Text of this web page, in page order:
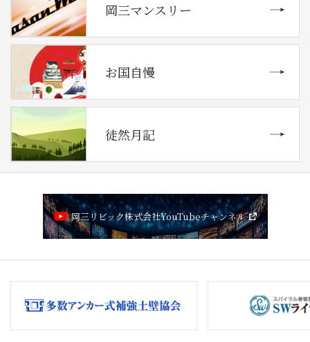
岡三マンスリー
お国自慢
徒然月記
岡三リビック株式会社YouTubeチャンネル